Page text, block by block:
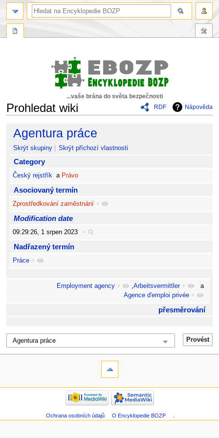
...vaše brána do světa bezpečnosti
RDF
Nápověda
Prohledat wiki
Skočit
navigaci
Skočit
vyhledávání
Agentura práce
Skrýt skupiny Skrýt příchozí vlastnosti
Category
Český rejstřík a Právo
Asociovaný termín
Zprostředkování zaměstnání +
Modification date
09:29:26, 1 srpen 2023 +
Nadřazený termín
Práce +
Employment agency + ,Arbeitsvermittler +
a
Agence d'emploi privée +
přesměrování
Ochrana osobních údajů O Encyklopedie BOZP